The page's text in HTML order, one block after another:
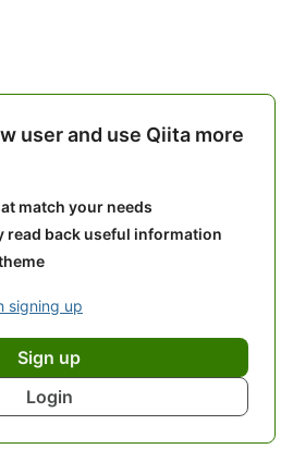
user and use Qiita more
match your needs
read back useful information
signing up
Sign up
Login